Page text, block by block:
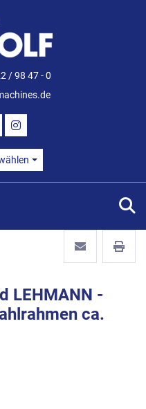
/ 98 47 - 0
INSTAGRAM
LEHMANN -
ca.